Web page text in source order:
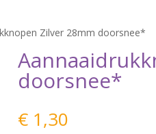
Zilver 28mm doorsnee*
doorsnee*
€1,30